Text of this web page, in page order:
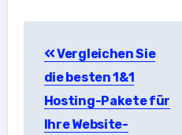
Vergleichen Sie
die besten 1&1
Hosting-Pakete für
Ihre Website-